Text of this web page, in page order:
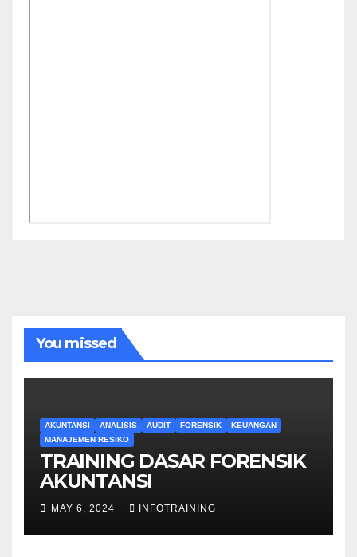
You missed
AKUNTANSI ANALISIS AUDIT FORENSIK
KEUANGAN
MANAJEMEN RESIKO
TRAINING DASAR FORENSIK
AKUNTANSI
MAY 6, 2024 INFOTRAINING